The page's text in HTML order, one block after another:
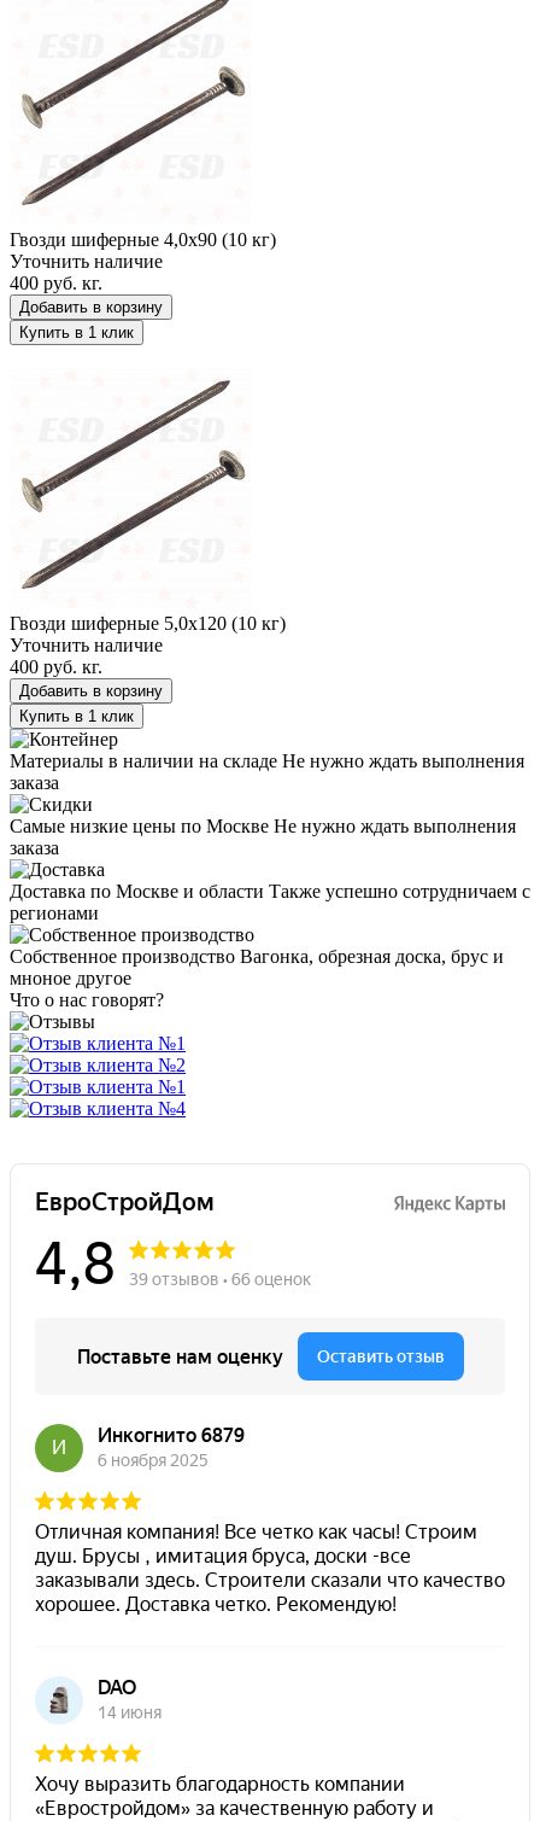
Гвозди шиферные 4,0х90 (10 кг)
Уточнить наличие
400 руб. кг.
Добавить в корзину
Купить в 1 клик
Гвозди шиферные 5,0х120 (10 кг)
Уточнить наличие
400 руб. кг.
Добавить в корзину
Купить в 1 клик
Материалы в наличии на складе Не нужно ждать выполнения
заказа
Самые низкие цены по Москве Не нужно ждать выполнения
заказа
Доставка по Москве и области Также успешно сотрудничаем с
регионами
Собственное производство Вагонка, обрезная доска, брус и
мноное другое
Что о нас говорят?